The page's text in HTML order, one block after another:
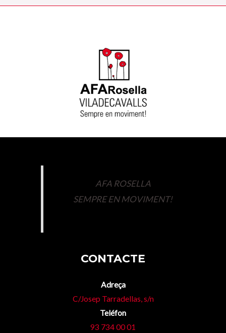
AFA ROSELLA
SEMPRE EN MOVIMENT!
CONTACTE
Adreça
C/Josep Tarradellas, s/n
Teléfon
93 734 00 01